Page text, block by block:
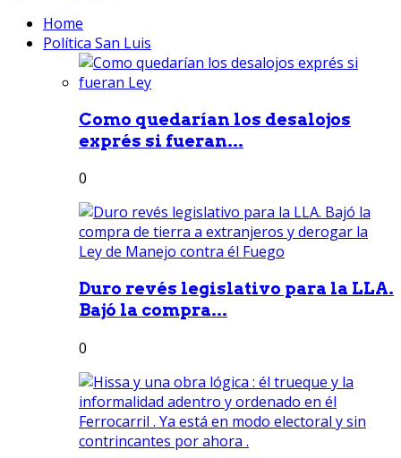
Home
Política San Luis
Como quedarían los desalojos
exprés si fueran...
0
Duro revés legislativo para la LLA.
Bajó la compra...
0